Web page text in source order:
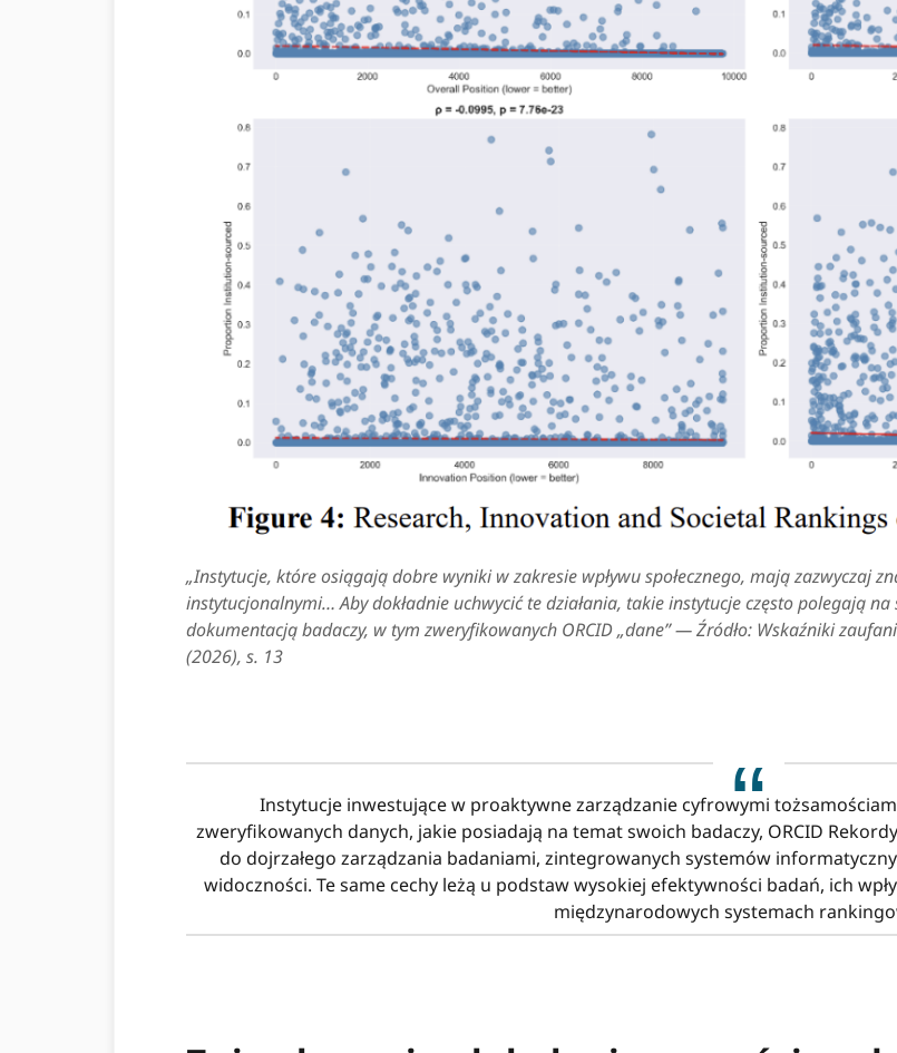
„Instytucje, które osiągają dobre wyniki w zakresie wpływu społecznego, mają zazwyczaj
instytucjonalnymi… Aby dokładnie uchwycić te działania, takie instytucje często polegają
dokumentacją badaczy, w tym zweryfikowanych ORCID „dane” — Źródło: Wskaźniki
(2026), s. 13
Instytucje inwestujące w proaktywne zarządzanie cyfrowymi
zweryfikowanych danych, jakie posiadają na temat swoich badaczy, ORCID
do dojrzałego zarządzania badaniami, zintegrowanych systemów
widoczności. Te same cechy leżą u podstaw wysokiej efektywności badań, ich
międzynarodowych systemach